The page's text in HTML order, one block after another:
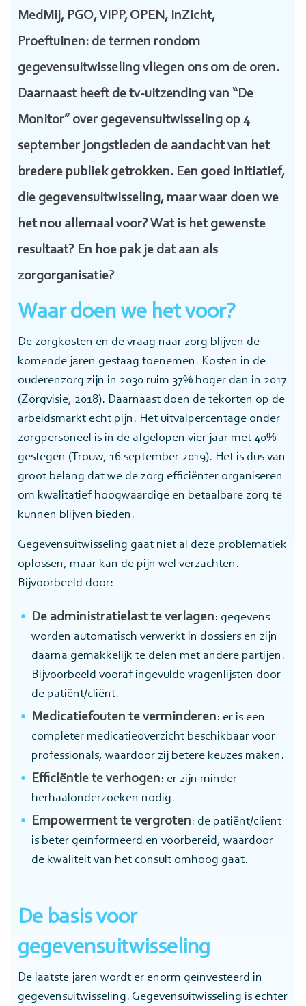
MedMij, PGO, VIPP, OPEN, InZicht,
Proeftuinen: de termen rondom
gegevensuitwisseling vliegen ons om de oren.
Daarnaast heeft de tv-uitzending van “De
Monitor” over gegevensuitwisseling op 4
september jongstleden de aandacht van het
bredere publiek getrokken. Een goed initiatief,
die gegevensuitwisseling, maar waar doen we
het nou allemaal voor? Wat is het gewenste
resultaat? En hoe pak je dat aan als
zorgorganisatie?
Waar doen we het voor?
De zorgkosten en de vraag naar zorg blijven de
komende jaren gestaag toenemen. Kosten in de
ouderenzorg zijn in 2030 ruim 37% hoger dan in 2017
(Zorgvisie, 2018). Daarnaast doen de tekorten op de
arbeidsmarkt echt pijn. Het uitvalpercentage onder
zorgpersoneel is in de afgelopen vier jaar met 40%
gestegen (Trouw, 16 september 2019). Het is dus van
groot belang dat we de zorg efficiënter organiseren
om kwalitatief hoogwaardige en betaalbare zorg te
kunnen blijven bieden.
Gegevensuitwisseling gaat niet al deze problematiek
oplossen, maar kan de pijn wel verzachten.
Bijvoorbeeld door:
De administratielast te verlagen: gegevens
worden automatisch verwerkt in dossiers en zijn
daarna gemakkelijk te delen met andere partijen.
Bijvoorbeeld vooraf ingevulde vragenlijsten door
de patiënt/cliënt.
Medicatiefouten te verminderen: er is een
completer medicatieoverzicht beschikbaar voor
professionals, waardoor zij betere keuzes maken.
Efficiëntie te verhogen: er zijn minder
herhaalonderzoeken nodig.
Empowerment te vergroten: de patiënt/client
is beter geïnformeerd en voorbereid, waardoor
de kwaliteit van het consult omhoog gaat.
De basis voor
gegevensuitwisseling
De laatste jaren wordt er enorm geïnvesteerd in
gegevensuitwisseling. Gegevensuitwisseling is echter